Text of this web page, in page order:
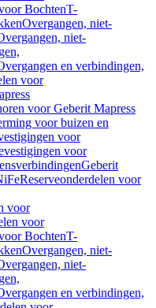
BochtenT-
Overgangen, niet-
niet-
en verbindingen,
voor
voor Geberit Mapress
voor buizen en
voor
voor
Geberit
Reserveonderdelen voor
voor
voor
BochtenT-
Overgangen, niet-
niet-
en verbindingen,